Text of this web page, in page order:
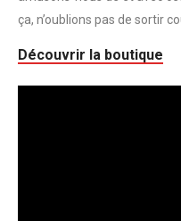
ça, n’oublions pas de sortir
Découvrir la boutique